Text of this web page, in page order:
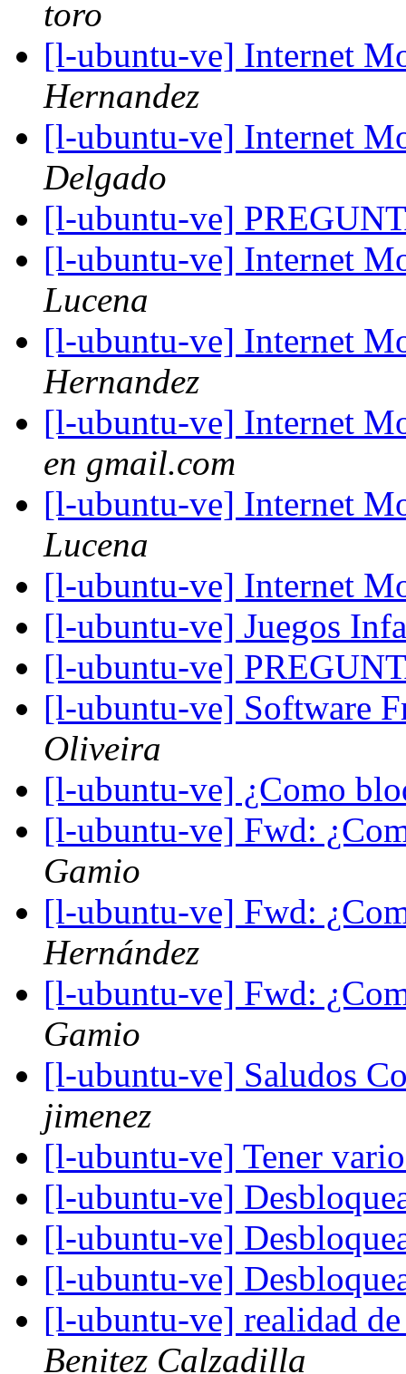
toro
[l-ubuntu-ve] Internet
Hernandez
[l-ubuntu-ve] Internet
Delgado
[l-ubuntu-ve]
[l-ubuntu-ve] Internet
Lucena
[l-ubuntu-ve] Internet
Hernandez
[l-ubuntu-ve] Internet
en gmail.com
[l-ubuntu-ve] Internet
Lucena
[l-ubuntu-ve] Internet
[l-ubuntu-ve] Juegos
[l-ubuntu-ve]
[l-ubuntu-ve] Software
Oliveira
[l-ubuntu-ve] ¿Como
[l-ubuntu-ve] Fwd:
Gamio
[l-ubuntu-ve] Fwd:
Hernández
[l-ubuntu-ve] Fwd:
Gamio
[l-ubuntu-ve] Saludos
jimenez
[l-ubuntu-ve] Tener
[l-ubuntu-ve]
[l-ubuntu-ve]
[l-ubuntu-ve]
[l-ubuntu-ve] realidad
Benitez Calzadilla